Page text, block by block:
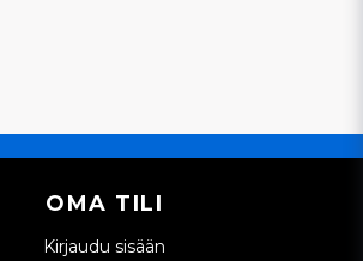
OMA TILI
Kirjaudu sisään